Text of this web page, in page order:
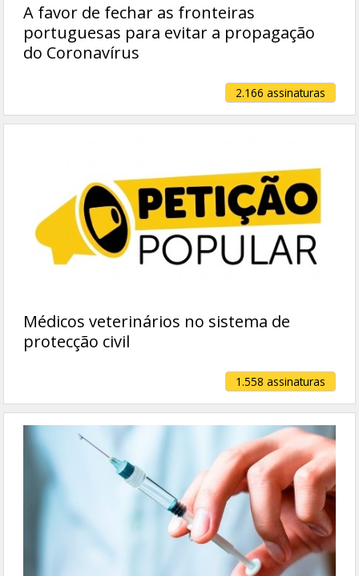
A favor de fechar as fronteiras
portuguesas para evitar a propagação
do Coronavírus
2.166 assinaturas
Médicos veterinários no sistema de
protecção civil
1.558 assinaturas